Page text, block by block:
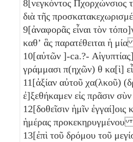
8 [νεγκόντος
διὰ τῆς
9[ἀναφορᾶς εἶναι τὸν
καθʼ ἃς παρατέθειται ἡ
10[αὐτῶν ]-ca.?-
γράμμασι π(ηχῶν) θ κα[ὶ]
11[ἀξίαν αὐτοῦ χα(λκοῦ)
ἐ]ξεθήκαμεν εἰς πρᾶσιν σὺν
12[δοθεῖσιν ἡμῖν ἐγγαί]οις
ἡμέρας
13[ἐπὶ τοῦ δρόμου τοῦ